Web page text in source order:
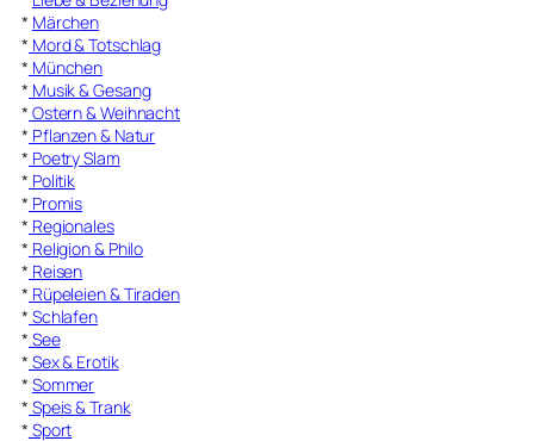
* Märchen
* Mord & Totschlag
* München
* Musik & Gesang
* Ostern & Weihnacht
* Pflanzen & Natur
* Poetry Slam
* Politik
* Promis
* Regionales
* Religion & Philo
* Reisen
* Rüpeleien & Tiraden
* Schlafen
* See
* Sex & Erotik
* Sommer
* Speis & Trank
* Sport